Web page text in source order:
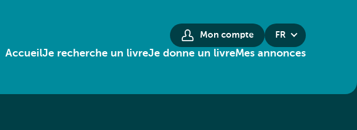
Mon compte FR
AccueilJe recherche un livreJe donne un livreMes annonces